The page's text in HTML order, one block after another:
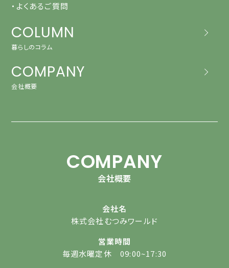
・よくあるご質問
COLUMN
暮らしのコラム
COMPANY
会社概要
COMPANY
会社概要
会社名
株式会社むつみワールド
営業時間
毎週水曜定休 09:00~17:30